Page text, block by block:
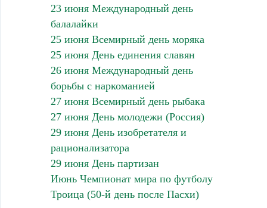
23 июня Международный день
балалайки
25 июня Всемирный день моряка
25 июня День единения славян
26 июня Международный день
борьбы с наркоманией
27 июня Всемирный день рыбака
27 июня День молодежи (Россия)
29 июня День изобретателя и
рационализатора
29 июня День партизан
Июнь Чемпионат мира по футболу
Троица (50-й день после Пасхи)